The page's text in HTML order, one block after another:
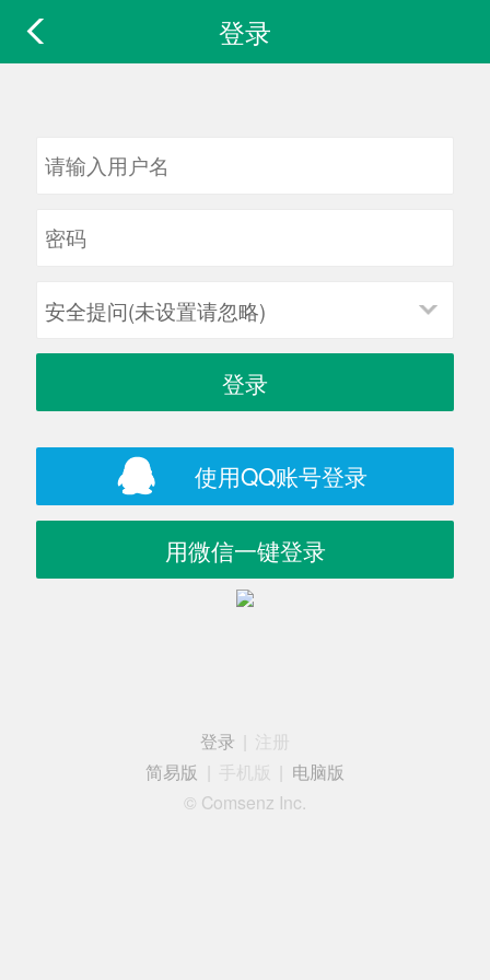
登录
安全提问(未设置请忽略)
登录
使用QQ账号登录
用微信一键登录
登录
注册
简易版
手机版
电脑版
© Comsenz Inc.